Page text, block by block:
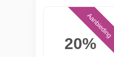
20%
Aanbieding